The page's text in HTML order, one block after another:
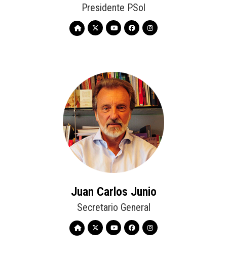
Presidente PSol
Juan Carlos Junio
Secretario General